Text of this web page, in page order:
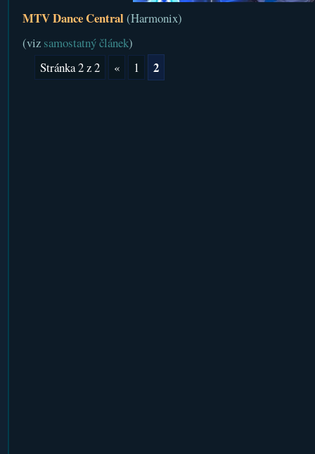
MTV Dance Central(Harmonix)
(viz samostatný článek)
Stránka 2 z 2
« 1 2